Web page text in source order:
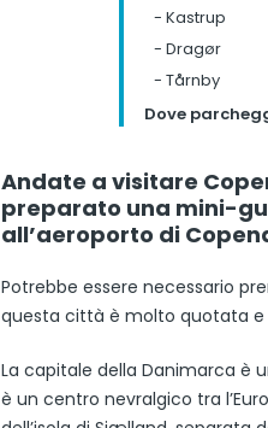
- Kastrup
- Dragør
- Tårnby
Dove
Andate a visitare
preparato una mini-
all’aeroporto di
Potrebbe essere necessario
questa città è molto quotata
La capitale della Danimarca è
è un centro nevralgico tra